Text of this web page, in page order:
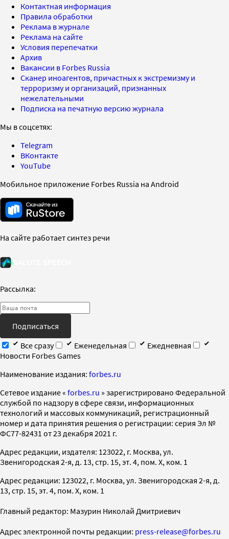
Контактная информация
Правила обработки
Реклама в журнале
Реклама на сайте
Условия перепечатки
Архив
Вакансии в Forbes Russia
Сканер иноагентов, причастных к экстремизму и
терроризму и организаций, признанных
нежелательными
Подписка на печатную версию журнала
Мы в соцсетях:
Telegram
ВКонтакте
YouTube
Мобильное приложение Forbes Russia на Android
На сайте работает синтез речи
Рассылка:
Подписаться
Все сразу
Еженедельная
Ежедневная
Новости Forbes Games
Наименование издания: forbes.ru
Cетевое издание « forbes.ru » зарегистрировано Федеральной
службой по надзору в сфере связи, информационных
технологий и массовых коммуникаций, регистрационный
номер и дата принятия решения о регистрации: серия Эл №
ФС77-82431 от 23 декабря 2021 г.
Адрес редакции, издателя: 123022, г. Москва, ул.
Звенигородская 2-я, д. 13, стр. 15, эт. 4, пом. X, ком. 1
Адрес редакции: 123022, г. Москва, ул. Звенигородская 2-я, д.
13, стр. 15, эт. 4, пом. X, ком. 1
Главный редактор: Мазурин Николай Дмитриевич
Адрес электронной почты редакции: press-release@forbes.ru